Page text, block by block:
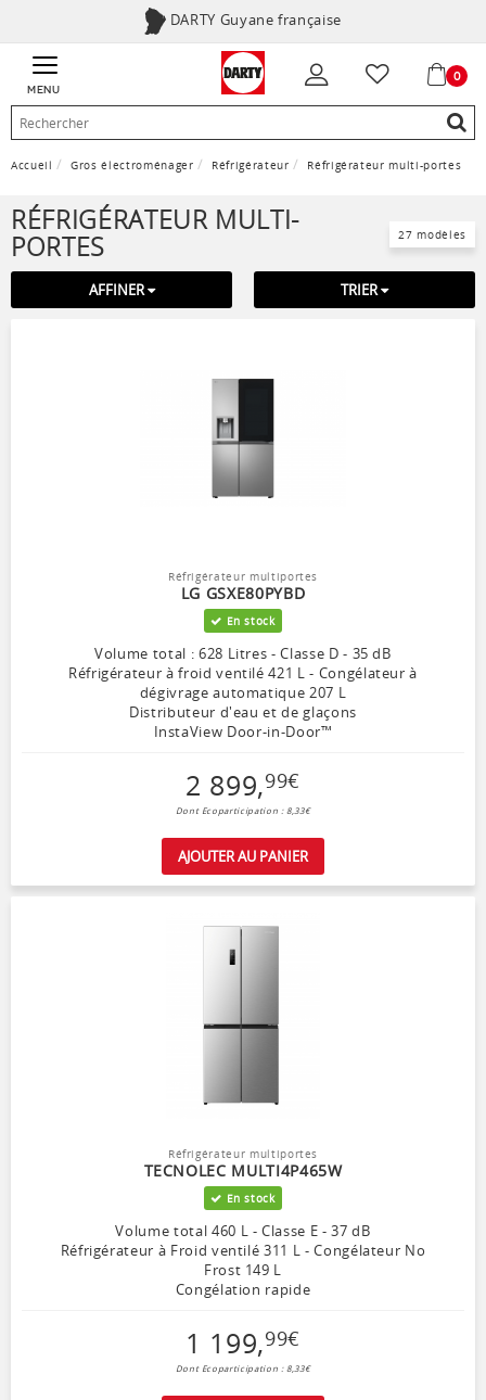
DARTY Guyane française
MENU
0
Accueil Gros électroménager Réfrigérateur Réfrigérateur multi-portes
RÉFRIGÉRATEUR MULTI-
PORTES 27 modèles
AFFINER TRIER
Réfrigérateur multiportes
LG GSXE80PYBD
En stock
Volume total : 628 Litres - Classe D - 35 dB
Réfrigérateur à froid ventilé 421 L - Congélateur à
dégivrage automatique 207 L
Distributeur d'eau et de glaçons
InstaView Door-in-Door™
2 899,99€
Dont Ecoparticipation : 8,33€
AJOUTER AU PANIER
Réfrigérateur multiportes
TECNOLEC MULTI4P465W
En stock
Volume total 460 L - Classe E - 37 dB
Réfrigérateur à Froid ventilé 311 L - Congélateur No
Frost 149 L
Congélation rapide
1 199,99€
Dont Ecoparticipation : 8,33€